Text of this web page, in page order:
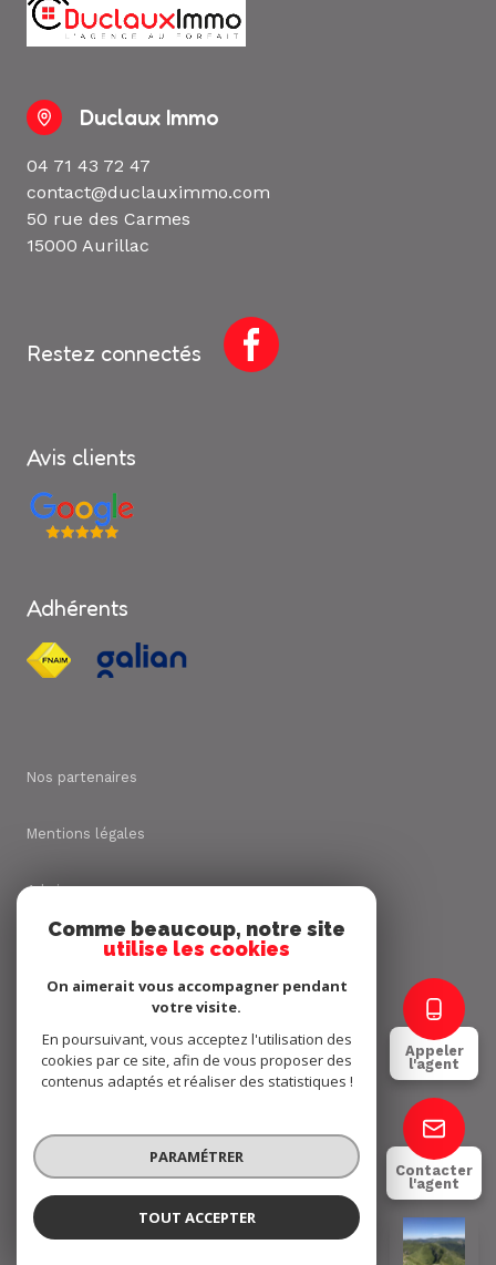
Jimmy FALIES
Appeler
l'agent
Contacter
l'agent
Duclaux Immo
04 71 43 72 47
contact@duclauximmo.com
50 rue des Carmes
15000 Aurillac
Restez connectés
Avis clients
Adhérents
Nos partenaires
Mentions légales
Admin
Nos honoraires
Cookies
© 2026 | Tous droits réservés
Réalisé par
Comme beaucoup, notre site
utilise les cookies
On aimerait vous accompagner pendant
votre visite.
En poursuivant, vous acceptez l'utilisation des
cookies par ce site, afin de vous proposer des
contenus adaptés et réaliser des statistiques !
PARAMÉTRER
TOUT ACCEPTER